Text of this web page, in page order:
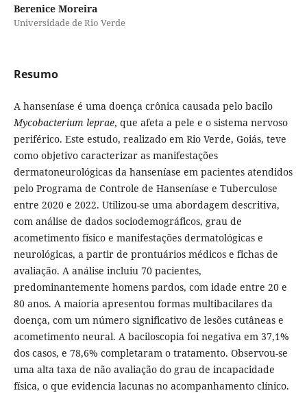
Berenice Moreira
Universidade de Rio Verde
Resumo
A hanseníase é uma doença crônica causada pelo bacilo
Mycobacterium leprae, que afeta a pele e o sistema nervoso
periférico. Este estudo, realizado em Rio Verde, Goiás, teve
como objetivo caracterizar as manifestações
dermatoneurológicas da hanseníase em pacientes atendidos
pelo Programa de Controle de Hanseníase e Tuberculose
entre 2020 e 2022. Utilizou-se uma abordagem descritiva,
com análise de dados sociodemográficos, grau de
acometimento físico e manifestações dermatológicas e
neurológicas, a partir de prontuários médicos e fichas de
avaliação. A análise incluiu 70 pacientes,
predominantemente homens pardos, com idade entre 20 e
80 anos. A maioria apresentou formas multibacilares da
doença, com um número significativo de lesões cutâneas e
acometimento neural. A baciloscopia foi negativa em 37,1%
dos casos, e 78,6% completaram o tratamento. Observou-se
uma alta taxa de não avaliação do grau de incapacidade
física, o que evidencia lacunas no acompanhamento clínico.